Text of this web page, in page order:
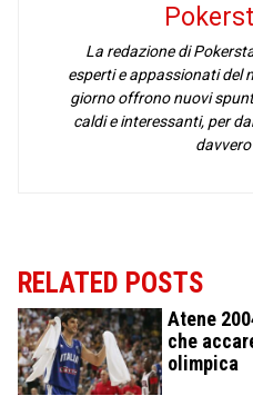
La redazione di
esperti e appassionati del
giorno offrono nuovi
caldi e interessanti, per
davvero
RELATED POSTS
Atene
che
olimpica